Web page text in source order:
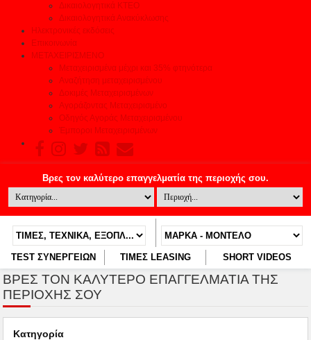
Δικαιολογητικά ΚΤΕΟ
Δικαιολογητικά Ανακύκλωσης
Ηλεκτρονικές εκδόσεις
Επικοινωνία
ΜΕΤΑΧΕΙΡΙΣΜΕΝΟ
Μεταχειρισμένα μέχρι και 35% φτηνότερα
Αναζήτηση μεταχειρισμένου
Δοκιμές Μεταχειρισμένων
Αγοράζοντας Μεταχειρισμένο
Οδηγός Αγοράς Μεταχειρισμένου
Έμποροι Μεταχειρισμένων
TEST ΣΥΝΕΡΓΕΙΩΝ ΤΙΜΕΣ LEASING SHORT VIDEOS
ΒΡΕΣ ΤΟΝ ΚΑΛΎΤΕΡΟ ΕΠΑΓΓΕΛΜΑΤΊΑ ΤΗΣ
ΠΕΡΙΟΧΉΣ ΣΟΥ
Κατηγορία